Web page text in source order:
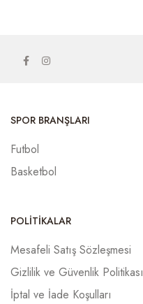
SPOR BRANŞLARI
Futbol
Basketbol
POLITIKALAR
Mesafeli Satış Sözleşmesi
Gizlilik ve Güvenlik Politikası
İptal ve İade Koşulları